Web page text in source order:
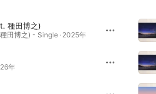
種田博之)
田博之) - Single · 2025年
年